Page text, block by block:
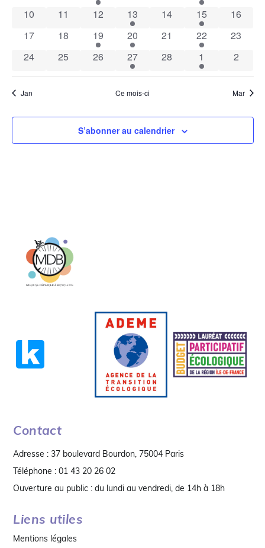
0 évènements
10 0 évènements
11 0 évènements
12 1 évènement
13 0 évènements
14 1 évènement
15 0
16
0 évènements
17 0 évènements
18 1 évènement
19 1 évènement
20 0 évènements
21 1 évènement
22 0
23
0 évènements
24 0 évènements
25 0 évènements
26 1 évènement
27 0 évènements
28 1 évènement
1 0
2
Jan Ce mois-ci Mar
S’abonner au calendrier
Contact
Adresse : 37 boulevard Bourdon, 75004 Paris
Téléphone : 01 43 20 26 02
Ouverture au public : du lundi au vendredi, de 14h à 18h
Liens utiles
Mentions légales